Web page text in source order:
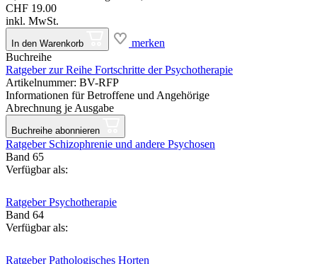
CHF 19.00
inkl. MwSt.
In den Warenkorb
merken
Buchreihe
Ratgeber zur Reihe Fortschritte der Psychotherapie
Artikelnummer: BV-RFP
Informationen für Betroffene und Angehörige
Abrechnung je Ausgabe
Buchreihe abonnieren
Ratgeber Schizophrenie und andere Psychosen
Band 65
Verfügbar als:
Ratgeber Psychotherapie
Band 64
Verfügbar als:
Ratgeber Pathologisches Horten